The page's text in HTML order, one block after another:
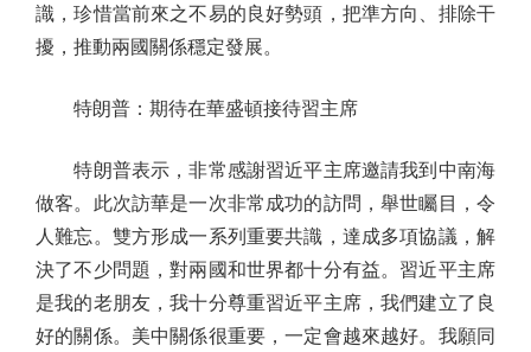
識，珍惜當前來之不易的良好勢頭，把準方向、排除干
擾，推動兩國關係穩定發展。
特朗普：期待在華盛頓接待習主席
特朗普表示，非常感謝習近平主席邀請我到中南海
做客。此次訪華是一次非常成功的訪問，舉世矚目，令
人難忘。雙方形成一系列重要共識，達成多項協議，解
決了不少問題，對兩國和世界都十分有益。習近平主席
是我的老朋友，我十分尊重習近平主席，我們建立了良
好的關係。美中關係很重要，一定會越來越好。我願同